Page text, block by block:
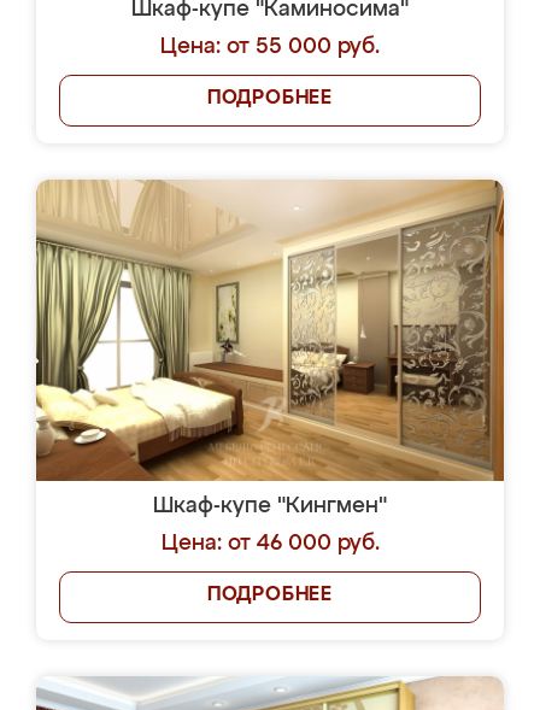
Шкаф-купе "Каминосима"
Цена: от 55 000 руб.
ПОДРОБНЕЕ
Шкаф-купе "Кингмен"
Цена: от 46 000 руб.
ПОДРОБНЕЕ